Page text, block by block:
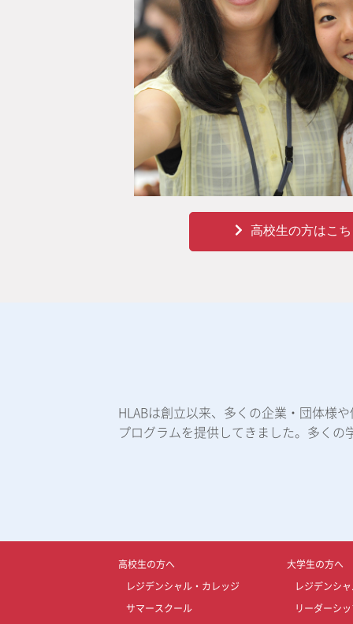
高校生の方はこ
HLABは創立以来、多くの企業・団体様
プログラムを提供してきました。多く
高校生の方へ
レジデンシャル・カレッジ
サマースクール
大学生の方へ
レジデンシ
リーダーシ